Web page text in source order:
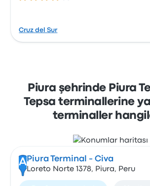
Cruz del Sur
Piura şehrinde Piura
Tepsa terminallerine
terminaller
A Piura Terminal - Civa
Loreto Norte 1378, Piura, Peru